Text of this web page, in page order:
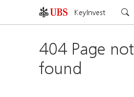
KeyInvest
404 Page not
found